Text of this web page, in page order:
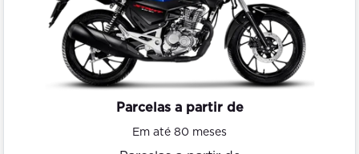
Parcelas a partir de
Em até 80 meses